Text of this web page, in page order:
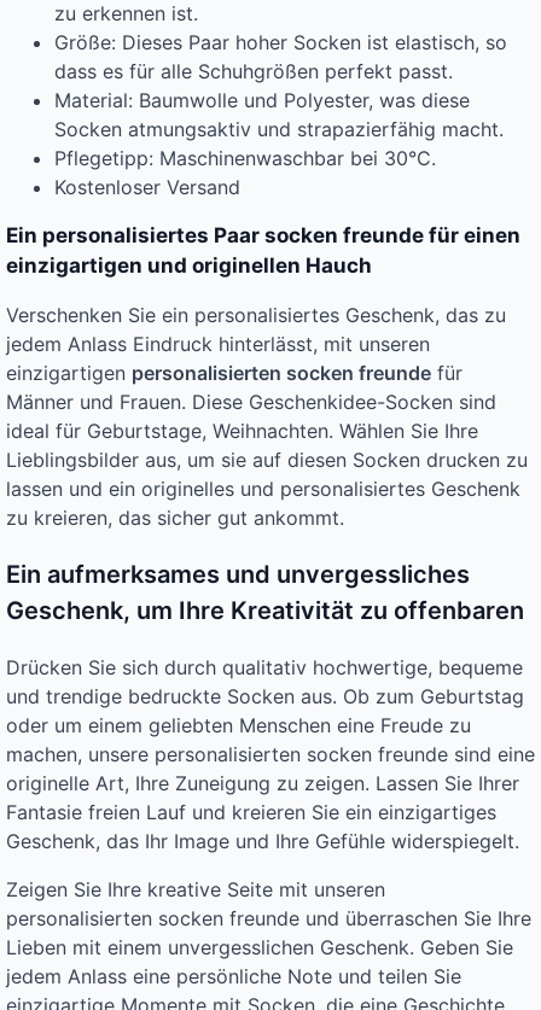
zu erkennen ist.
Größe: Dieses Paar hoher Socken ist elastisch, so
dass es für alle Schuhgrößen perfekt passt.
Material: Baumwolle und Polyester, was diese
Socken atmungsaktiv und strapazierfähig macht.
Pflegetipp: Maschinenwaschbar bei 30°C.
Kostenloser Versand
Ein personalisiertes Paar socken freunde für einen
einzigartigen und originellen Hauch
Verschenken Sie ein personalisiertes Geschenk, das zu
jedem Anlass Eindruck hinterlässt, mit unseren
einzigartigen personalisierten socken freunde für
Männer und Frauen. Diese Geschenkidee-Socken sind
ideal für Geburtstage, Weihnachten. Wählen Sie Ihre
Lieblingsbilder aus, um sie auf diesen Socken drucken zu
lassen und ein originelles und personalisiertes Geschenk
zu kreieren, das sicher gut ankommt.
Ein aufmerksames und unvergessliches
Geschenk, um Ihre Kreativität zu offenbaren
Drücken Sie sich durch qualitativ hochwertige, bequeme
und trendige bedruckte Socken aus. Ob zum Geburtstag
oder um einem geliebten Menschen eine Freude zu
machen, unsere personalisierten socken freunde sind eine
originelle Art, Ihre Zuneigung zu zeigen. Lassen Sie Ihrer
Fantasie freien Lauf und kreieren Sie ein einzigartiges
Geschenk, das Ihr Image und Ihre Gefühle widerspiegelt.
Zeigen Sie Ihre kreative Seite mit unseren
personalisierten socken freunde und überraschen Sie Ihre
Lieben mit einem unvergesslichen Geschenk. Geben Sie
jedem Anlass eine persönliche Note und teilen Sie